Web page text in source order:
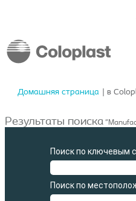
Домашняя страница | в
Результаты поиска
Поиск по ключевым
Поиск по